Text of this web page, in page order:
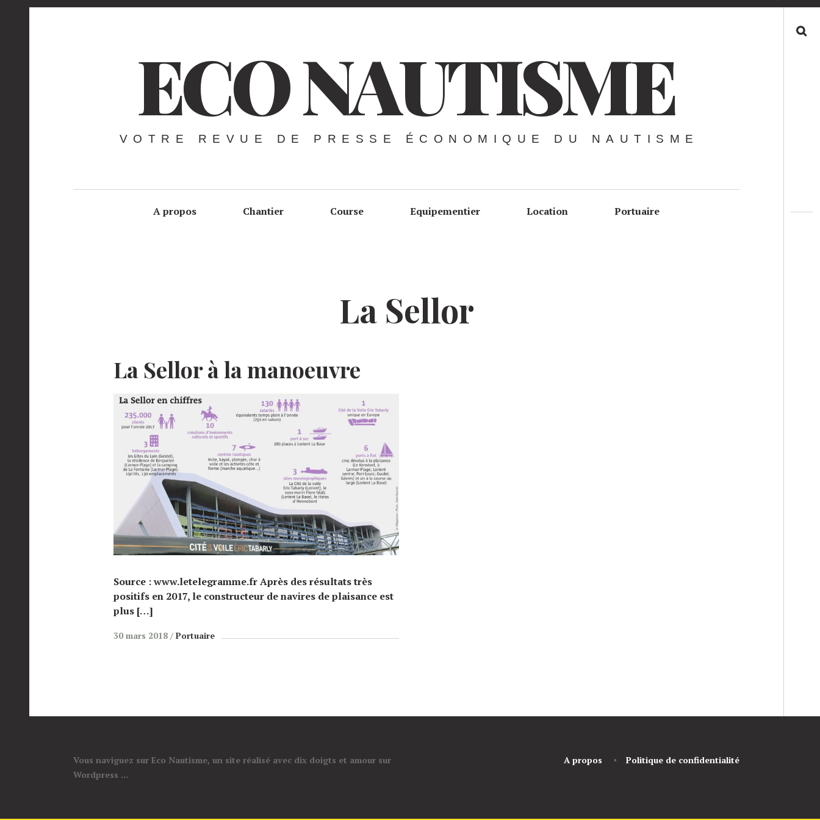
ECO NAUTISME
VOTRE REVUE DE PRESSE ÉCONOMIQUE DU NAUTISME
A propos Chantier Course Equipementier Location Portuaire
La Sellor
La Sellor à la manoeuvre
E
Source : www.letelegramme.fr Après des résultats très
positifs en 2017, le constructeur de navires de plaisance est
plus […]
30 mars 2018 Portuaire
Vous naviguez sur Eco Nautisme, un site réalisé avec dix doigts et amour sur
Wordpress ...
A propos Politique de confidentialité